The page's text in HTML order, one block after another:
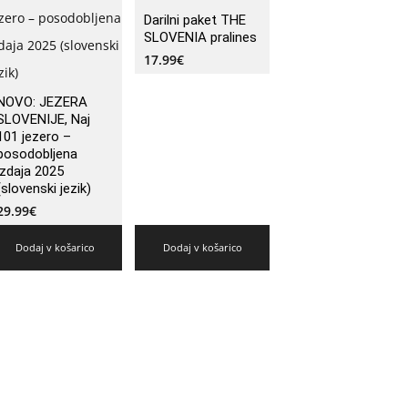
JEZERA
Naj
jezero –
2025
jezik)
€
Dodaj v košarico
Darilni paket THE
SLOVENIA pralines
17.99€
Dodaj v košarico